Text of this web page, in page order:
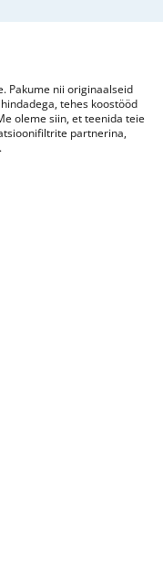
Pakume nii originaalseid
tehes koostööd
oleme siin, et teenida teie
partnerina,